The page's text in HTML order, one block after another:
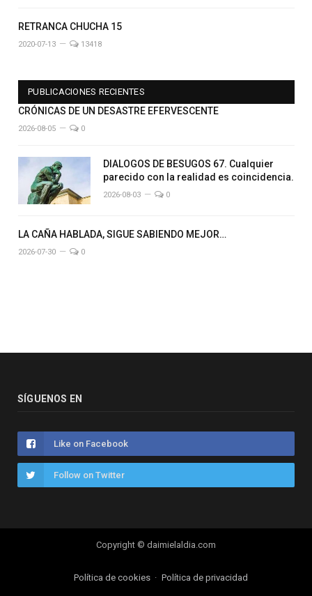
RETRANCA CHUCHA 15
2020-07-13 13418
PUBLICACIONES RECIENTES
CRÓNICAS DE UN DESASTRE EFERVESCENTE
2026-08-05 0
DIALOGOS DE BESUGOS 67. Cualquier
parecido con la realidad es coincidencia.
2026-08-03 0
LA CAÑA HABLADA, SIGUE SABIENDO MEJOR…
2026-07-30 0
SÍGUENOS EN
Like on Facebook
Follow on Twitter
Copyright © daimielaldia.com
Política de cookies Política de privacidad